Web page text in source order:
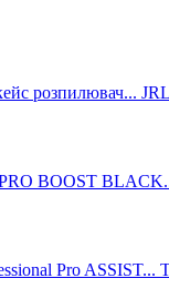
розпилювач...
BOOST
Pro ASSIST...